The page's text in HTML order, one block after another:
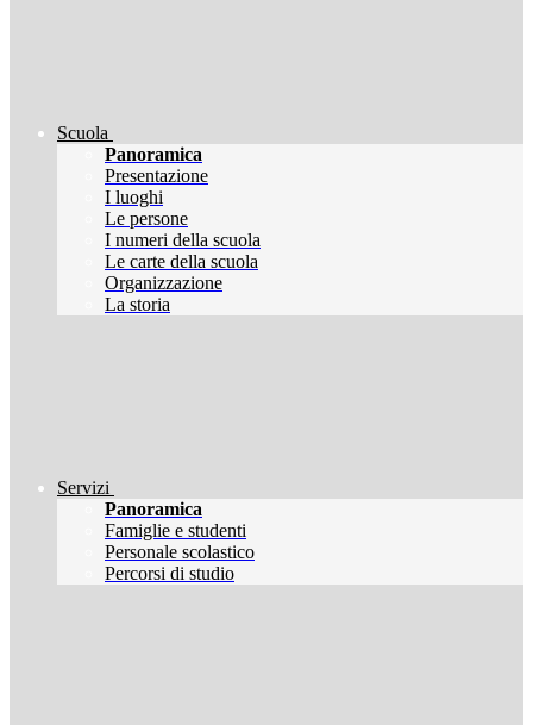
Scuola
Panoramica
Presentazione
I luoghi
Le persone
I numeri della scuola
Le carte della scuola
Organizzazione
La storia
Servizi
Panoramica
Famiglie e studenti
Personale scolastico
Percorsi di studio